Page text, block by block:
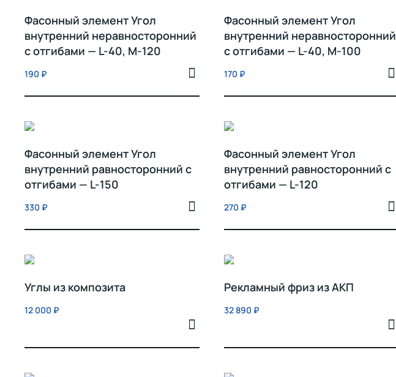
Фасонный элемент Угол
внутренний неравносторонний
с отгибами — L-40, M-120
190 ₽
Фасонный элемент Угол
внутренний неравносторонний
с отгибами — L-40, M-100
170 ₽
Фасонный элемент Угол
внутренний равносторонний с
отгибами — L-150
330 ₽
Фасонный элемент Угол
внутренний равносторонний с
отгибами — L-120
270 ₽
Углы из композита
12 000 ₽
Рекламный фриз из АКП
32 890 ₽